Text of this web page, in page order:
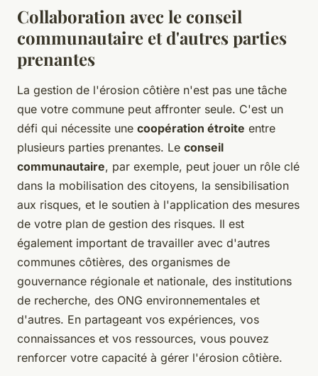
Collaboration avec le conseil
communautaire et d'autres parties
prenantes
La gestion de l'érosion côtière n'est pas une tâche
que votre commune peut affronter seule. C'est un
défi qui nécessite une coopération étroite entre
plusieurs parties prenantes. Le conseil
communautaire, par exemple, peut jouer un rôle clé
dans la mobilisation des citoyens, la sensibilisation
aux risques, et le soutien à l'application des mesures
de votre plan de gestion des risques. Il est
également important de travailler avec d'autres
communes côtières, des organismes de
gouvernance régionale et nationale, des institutions
de recherche, des ONG environnementales et
d'autres. En partageant vos expériences, vos
connaissances et vos ressources, vous pouvez
renforcer votre capacité à gérer l'érosion côtière.